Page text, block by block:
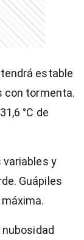
estable
con tormenta.
°C de
variables y
Guápiles
máxima.